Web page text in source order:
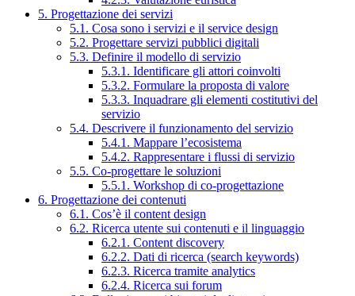
5. Progettazione dei servizi
5.1. Cosa sono i servizi e il service design
5.2. Progettare servizi pubblici digitali
5.3. Definire il modello di servizio
5.3.1. Identificare gli attori coinvolti
5.3.2. Formulare la proposta di valore
5.3.3. Inquadrare gli elementi costitutivi del
servizio
5.4. Descrivere il funzionamento del servizio
5.4.1. Mappare l’ecosistema
5.4.2. Rappresentare i flussi di servizio
5.5. Co-progettare le soluzioni
5.5.1. Workshop di co-progettazione
6. Progettazione dei contenuti
6.1. Cos’è il content design
6.2. Ricerca utente sui contenuti e il linguaggio
6.2.1. Content discovery
6.2.2. Dati di ricerca (search keywords)
6.2.3. Ricerca tramite analytics
6.2.4. Ricerca sui forum